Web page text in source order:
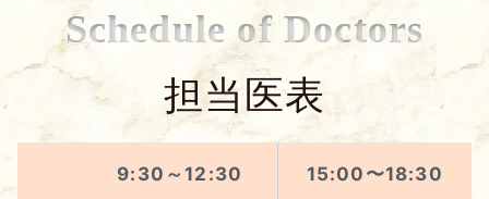
Schedule of Doctors
担当医表
9:30～12:30 15:00〜18:30